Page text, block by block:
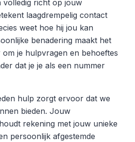
volledig richt op jouw
laagdrempelig contact
weet hoe hij jou kan
benadering maakt het
om je hulpvragen en behoeftes
dat je je als een nummer
hulp zorgt ervoor dat we
bieden. Jouw
rekening met jouw unieke
persoonlijk afgestemde